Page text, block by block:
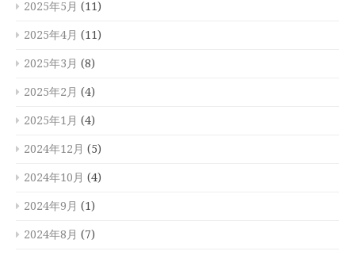
2025年5月 (11)
2025年4月 (11)
2025年3月 (8)
2025年2月 (4)
2025年1月 (4)
2024年12月 (5)
2024年10月 (4)
2024年9月 (1)
2024年8月 (7)